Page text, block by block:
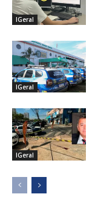
IGeral
IGeral
IGeral